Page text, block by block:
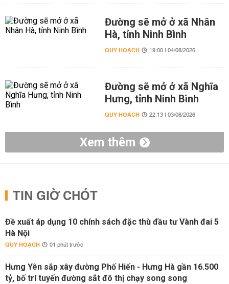
Đường sẽ mở ở xã Nhân
Hà, tỉnh Ninh Bình
QUY HOẠCH 19:00 | 04/08/2026
Đường sẽ mở ở xã Nghĩa
Hưng, tỉnh Ninh Bình
QUY HOẠCH 22:13 | 03/08/2026
Xem thêm
TIN GIỜ CHÓT
Đề xuất áp dụng 10 chính sách đặc thù đầu tư Vành đai 5
Hà Nội
QUY HOẠCH 01 phút trước
Hưng Yên sắp xây đường Phố Hiến - Hưng Hà gần 16.500
tỷ, bố trí tuyến đường sắt đô thị chạy song song